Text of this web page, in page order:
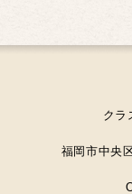
クラ
福岡市中央